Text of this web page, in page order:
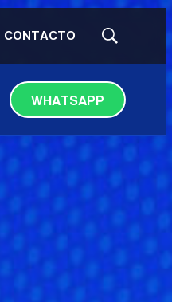
CONTACTO
Mostrar
WHATSAPP